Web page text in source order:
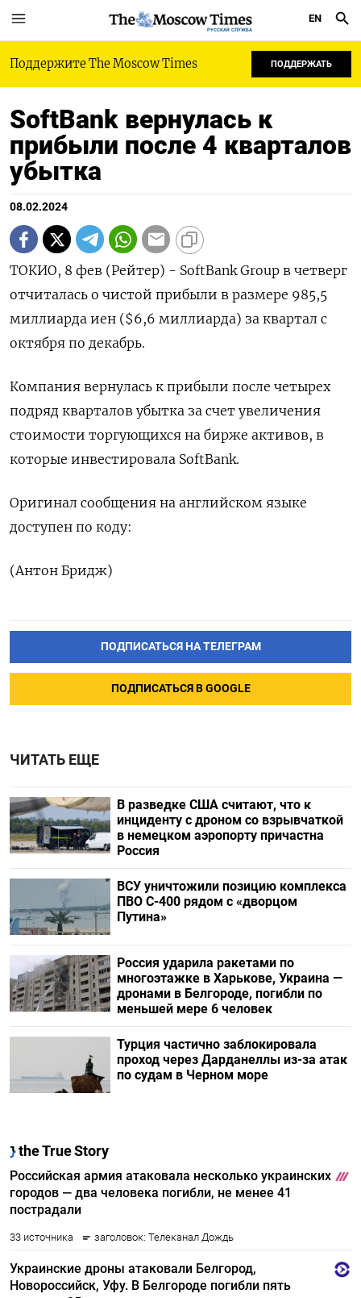
РУССКАЯ СЛУЖБА
EN
Поддержите The Moscow Times ПОДДЕРЖАТЬ
SoftBank вернулась к
прибыли после 4 кварталов
убытка
08.02.2024
ТОКИО, 8 фев (Рейтер) - SoftBank Group в четверг
отчиталась о чистой прибыли в размере 985,5
миллиарда иен ($6,6 миллиарда) за квартал с
октября по декабрь.
Компания вернулась к прибыли после четырех
подряд кварталов убытка за счет увеличения
стоимости торгующихся на бирже активов, в
которые инвестировала SoftBank.
Оригинал сообщения на английском языке
доступен по коду:
(Антон Бридж)
ПОДПИСАТЬСЯ НА ТЕЛЕГРАМ
ПОДПИСАТЬСЯ В GOOGLE
ЧИТАТЬ ЕЩЕ
В разведке США считают, что к
инциденту с дроном со взрывчаткой
в немецком аэропорту причастна
Россия
ВСУ уничтожили позицию комплекса
ПВО С-400 рядом с «дворцом
Путина»
Россия ударила ракетами по
многоэтажке в Харькове, Украина —
дронами в Белгороде, погибли по
меньшей мере 6 человек
Турция частично заблокировала
проход через Дарданеллы из-за атак
по судам в Черном море